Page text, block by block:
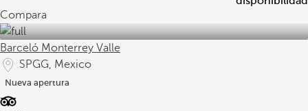
Compara
Barceló Monterrey Valle
SPGG, Mexico
Nueva apertura